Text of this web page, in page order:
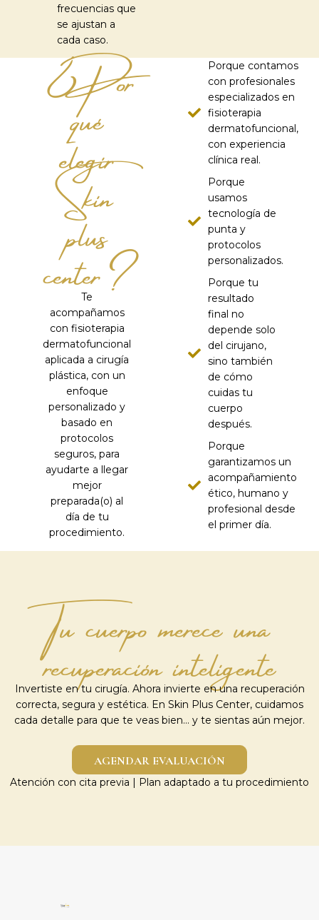
frecuencias que
se ajustan a
cada caso.
¿Por
qué
elegir
Skin
plus
center?
Te
acompañamos
con fisioterapia
dermatofuncional
aplicada a cirugía
plástica, con un
enfoque
personalizado y
basado en
protocolos
seguros, para
ayudarte a llegar
mejor
preparada(o) al
día de tu
procedimiento.
Porque contamos
con profesionales
especializados en
fisioterapia
dermatofuncional,
con experiencia
clínica real.
Porque
usamos
tecnología de
punta y
protocolos
personalizados.
Porque tu
resultado
final no
depende solo
del cirujano,
sino también
de cómo
cuidas tu
cuerpo
después.
Porque
garantizamos un
acompañamiento
ético, humano y
profesional desde
el primer día.
Tu cuerpo merece una
recuperación inteligente
Invertiste en tu cirugía. Ahora invierte en una recuperación
correcta, segura y estética. En Skin Plus Center, cuidamos
cada detalle para que te veas bien… y te sientas aún mejor.
AGENDAR EVALUACIÓN
Atención con cita previa | Plan adaptado a tu procedimiento